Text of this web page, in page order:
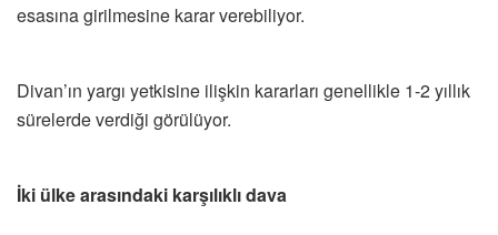
esasına girilmesine karar verebiliyor.
Divan’ın yargı yetkisine ilişkin kararları genellikle 1-2 yıllık
sürelerde verdiği görülüyor.
İki ülke arasındaki karşılıklı dava